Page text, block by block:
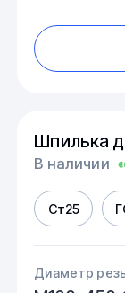
Шпилька
В наличии
Ст25
Диаметр